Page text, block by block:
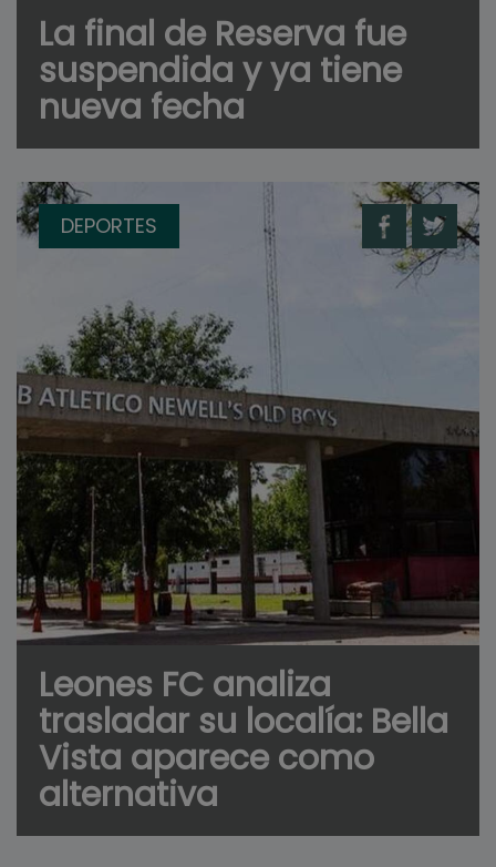
La final de Reserva fue
suspendida y ya tiene
nueva fecha
DEPORTES
Leones FC analiza
trasladar su localía: Bella
Vista aparece como
alternativa